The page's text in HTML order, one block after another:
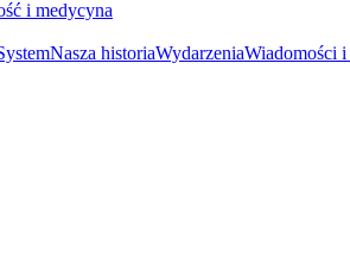
i medycyna
Nasza historiaWydarzeniaWiadomości